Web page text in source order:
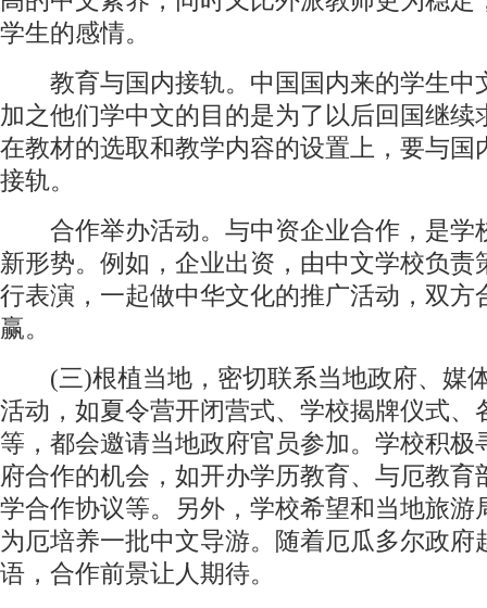
学生的感情。
教育与国内接轨。中国国内来的学生中
加之他们学中文的目的是为了以后回国继续
在教材的选取和教学内容的设置上，要与国
接轨。
合作举办活动。与中资企业合作，是学
新形势。例如，企业出资，由中文学校负责
行表演，一起做中华文化的推广活动，双方
赢。
(三)根植当地，密切联系当地政府、媒
活动，如夏令营开闭营式、学校揭牌仪式、
等，都会邀请当地政府官员参加。学校积极
府合作的机会，如开办学历教育、与厄教育
学合作协议等。另外，学校希望和当地旅游
为厄培养一批中文导游。随着厄瓜多尔政府
语，合作前景让人期待。